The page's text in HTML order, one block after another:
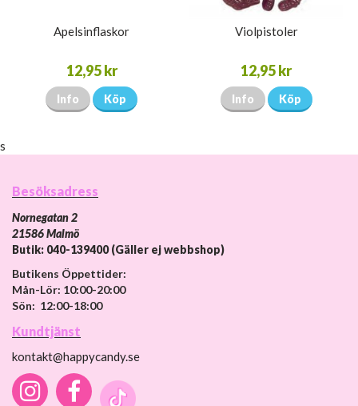
Apelsinflaskor
12,95 kr
Info Köp
Violpistoler
12,95 kr
Info Köp
s
Besöksadress
Nornegatan 2
21586 Malmö
Butik: 040-139400 (Gäller ej webbshop)
Butikens Öppettider:
Mån-Lör: 10:00-20:00
Sön: 12:00-18:00
Kundtjänst
kontakt@happycandy.se